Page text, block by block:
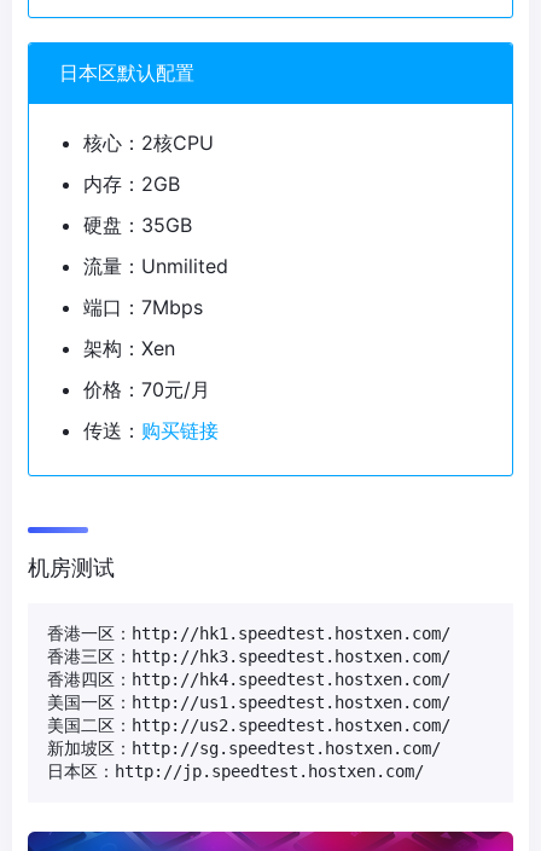
日本区默认配置
核心：2核CPU
内存：2GB
硬盘：35GB
流量：Unmilited
端口：7Mbps
架构：Xen
价格：70元/月
传送： 购买链接
机房测试
香港一区：http://hk1.speedtest.hostxen.com/
香港三区：http://hk3.speedtest.hostxen.com/
香港四区：http://hk4.speedtest.hostxen.com/
美国一区：http://us1.speedtest.hostxen.com/
美国二区：http://us2.speedtest.hostxen.com/
新加坡区：http://sg.speedtest.hostxen.com/
日本区：http://jp.speedtest.hostxen.com/